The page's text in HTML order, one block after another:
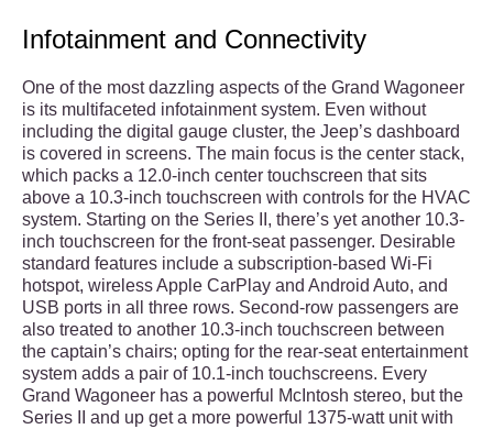
Infotainment and Connectivity
One of the most dazzling aspects of the Grand Wagoneer
is its multifaceted infotainment system. Even without
including the digital gauge cluster, the Jeep’s dashboard
is covered in screens. The main focus is the center stack,
which packs a 12.0-inch center touchscreen that sits
above a 10.3-inch touchscreen with controls for the HVAC
system. Starting on the Series II, there’s yet another 10.3-
inch touchscreen for the front-seat passenger. Desirable
standard features include a subscription-based Wi-Fi
hotspot, wireless Apple CarPlay and Android Auto, and
USB ports in all three rows. Second-row passengers are
also treated to another 10.3-inch touchscreen between
the captain’s chairs; opting for the rear-seat entertainment
system adds a pair of 10.1-inch touchscreens. Every
Grand Wagoneer has a powerful McIntosh stereo, but the
Series II and up get a more powerful 1375-watt unit with